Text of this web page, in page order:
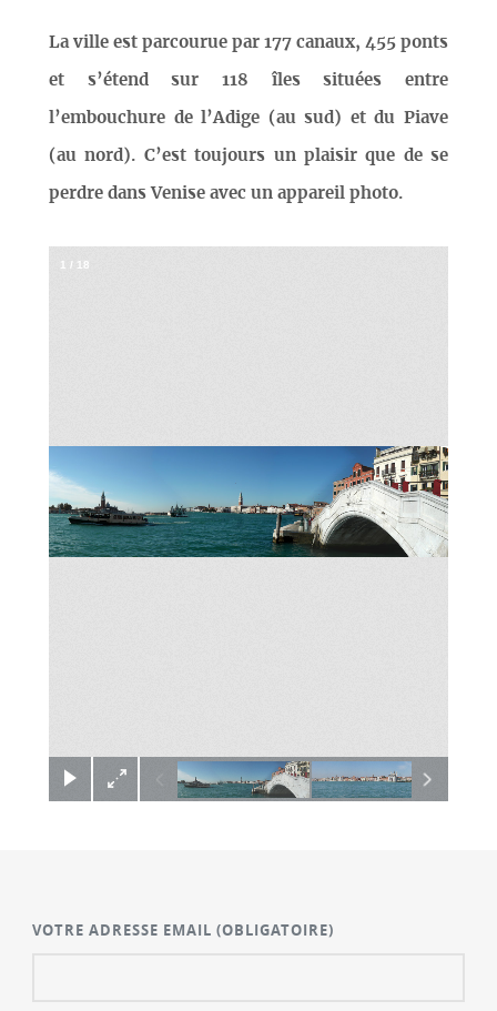
La ville est parcourue par 177 canaux, 455 ponts
et s’étend sur 118 îles situées entre
l’embouchure de l’Adige (au sud) et du Piave
(au nord). C’est toujours un plaisir que de se
perdre dans Venise avec un appareil photo.
×
1 / 18
VOTRE ADRESSE EMAIL(OBLIGATOIRE)